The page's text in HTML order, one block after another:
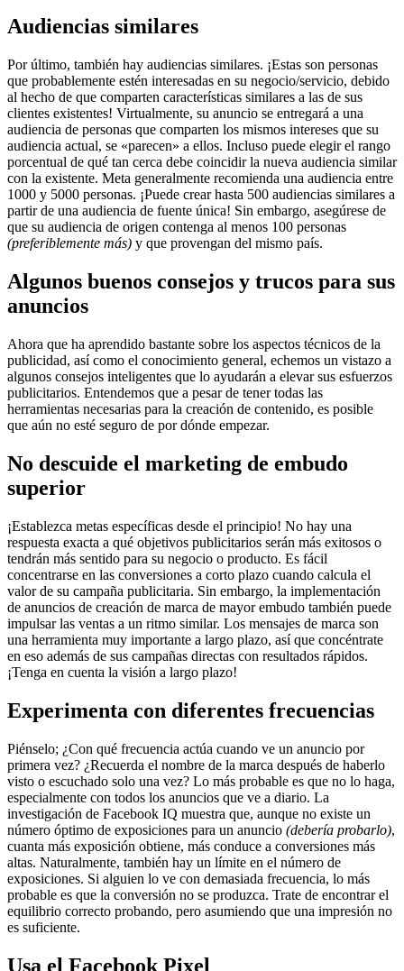
Audiencias similares
Por último, también hay audiencias similares. ¡Estas son personas
que probablemente estén interesadas en su negocio/servicio, debido
al hecho de que comparten características similares a las de sus
clientes existentes! Virtualmente, su anuncio se entregará a una
audiencia de personas que comparten los mismos intereses que su
audiencia actual, se «parecen» a ellos. Incluso puede elegir el rango
porcentual de qué tan cerca debe coincidir la nueva audiencia similar
con la existente. Meta generalmente recomienda una audiencia entre
1000 y 5000 personas. ¡Puede crear hasta 500 audiencias similares a
partir de una audiencia de fuente única! Sin embargo, asegúrese de
que su audiencia de origen contenga al menos 100 personas
(preferiblemente más) y que provengan del mismo país.
Algunos buenos consejos y trucos para sus
anuncios
Ahora que ha aprendido bastante sobre los aspectos técnicos de la
publicidad, así como el conocimiento general, echemos un vistazo a
algunos consejos inteligentes que lo ayudarán a elevar sus esfuerzos
publicitarios. Entendemos que a pesar de tener todas las
herramientas necesarias para la creación de contenido, es posible
que aún no esté seguro de por dónde empezar.
No descuide el marketing de embudo
superior
¡Establezca metas específicas desde el principio! No hay una
respuesta exacta a qué objetivos publicitarios serán más exitosos o
tendrán más sentido para su negocio o producto. Es fácil
concentrarse en las conversiones a corto plazo cuando calcula el
valor de su campaña publicitaria. Sin embargo, la implementación
de anuncios de creación de marca de mayor embudo también puede
impulsar las ventas a un ritmo similar. Los mensajes de marca son
una herramienta muy importante a largo plazo, así que concéntrate
en eso además de sus campañas directas con resultados rápidos.
¡Tenga en cuenta la visión a largo plazo!
Experimenta con diferentes frecuencias
Piénselo; ¿Con qué frecuencia actúa cuando ve un anuncio por
primera vez? ¿Recuerda el nombre de la marca después de haberlo
visto o escuchado solo una vez? Lo más probable es que no lo haga,
especialmente con todos los anuncios que ve a diario. La
investigación de Facebook IQ muestra que, aunque no existe un
número óptimo de exposiciones para un anuncio (debería probarlo),
cuanta más exposición obtiene, más conduce a conversiones más
altas. Naturalmente, también hay un límite en el número de
exposiciones. Si alguien lo ve con demasiada frecuencia, lo más
probable es que la conversión no se produzca. Trate de encontrar el
equilibrio correcto probando, pero asumiendo que una impresión no
es suficiente.
Usa el Facebook Pixel